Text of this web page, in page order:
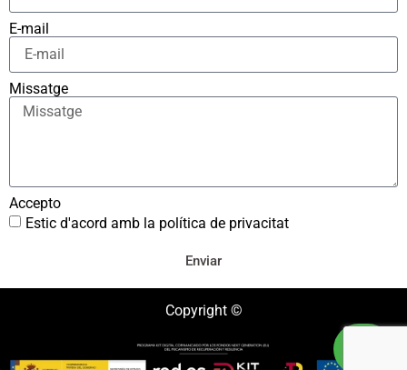
E-mail
Missatge
Accepto
Estic d'acord amb la política de privacitat
Enviar
Copyright ©